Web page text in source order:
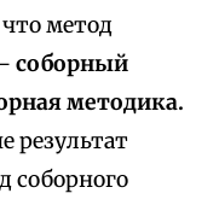
метод
соборный
методика.
результат
соборного